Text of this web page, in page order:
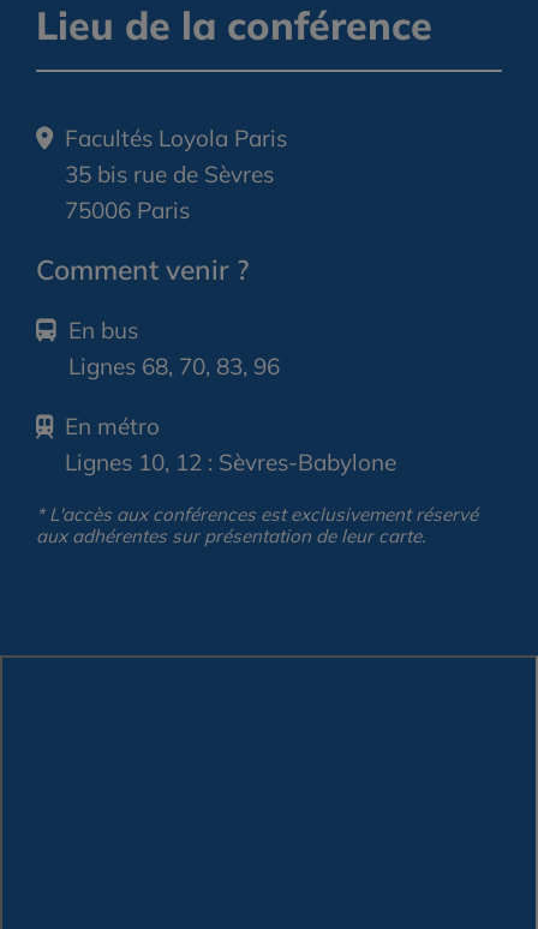
Lieu de la conférence
Facultés Loyola Paris
35 bis rue de Sèvres
75006 Paris
Comment venir ?
En bus
Lignes 68, 70, 83, 96
En métro
Lignes 10, 12 : Sèvres-Babylone
* L'accès aux conférences est exclusivement réservé
aux adhérentes sur présentation de leur carte.